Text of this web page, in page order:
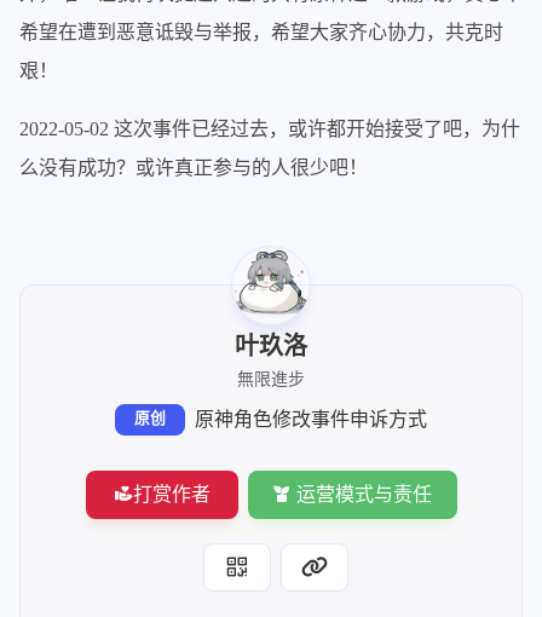
希望在遭到恶意诋毁与举报，希望大家齐心协力，共克时
艰！
2022-05-02 这次事件已经过去，或许都开始接受了吧，为什
么没有成功？或许真正参与的人很少吧！
叶玖洛
無限進步
原创 原神角色修改事件申诉方式
打赏作者 运营模式与责任